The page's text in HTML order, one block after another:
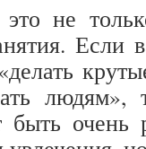
не
Если
людям»,
быть